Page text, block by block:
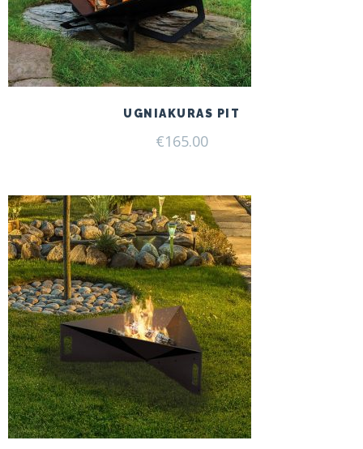
UGNIAKURAS PIT
€165.00